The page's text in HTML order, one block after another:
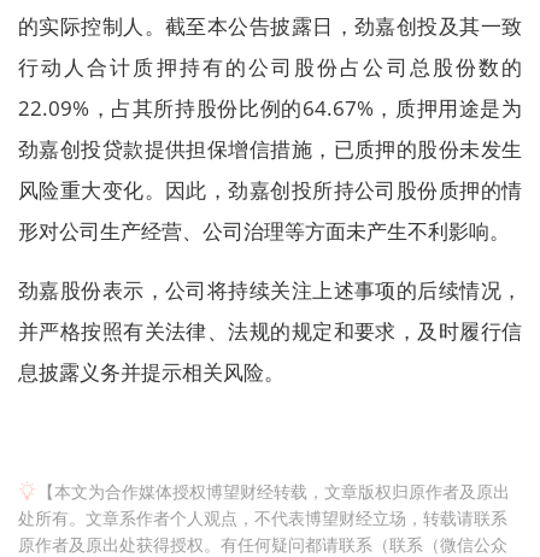
的实际控制人。截至本公告披露日，劲嘉创投及其一致
行动人合计质押持有的公司股份占公司总股份数的
22.09%，占其所持股份比例的64.67%，质押用途是为
劲嘉创投贷款提供担保增信措施，已质押的股份未发生
风险重大变化。因此，劲嘉创投所持公司股份质押的情
形对公司生产经营、公司治理等方面未产生不利影响。
劲嘉股份表示，公司将持续关注上述事项的后续情况，
并严格按照有关法律、法规的规定和要求，及时履行信
息披露义务并提示相关风险。
【本文为合作媒体授权博望财经转载，文章版权归原作者及原出
处所有。文章系作者个人观点，不代表博望财经立场，转载请联系
原作者及原出处获得授权。有任何疑问都请联系（联系（微信公众